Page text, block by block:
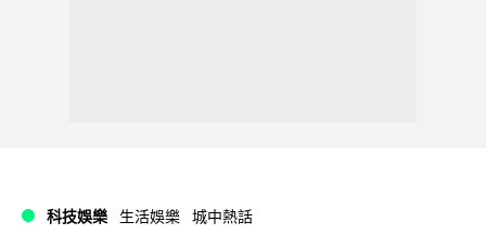
科技娛樂 生活娛樂 城中熱話